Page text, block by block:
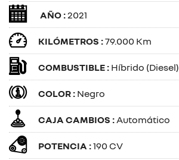
AÑO :2021
KILÓMETROS :79.000 Km
COMBUSTIBLE : Híbrido (Diesel)
COLOR : Negro
CAJA CAMBIOS :Automático
POTENCIA :190 CV